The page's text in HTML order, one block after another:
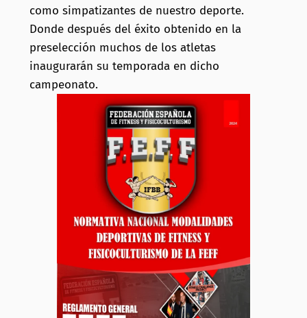
como simpatizantes de nuestro deporte.
Donde después del éxito obtenido en la
preselección muchos de los atletas
inaugurarán su temporada en dicho
campeonato.